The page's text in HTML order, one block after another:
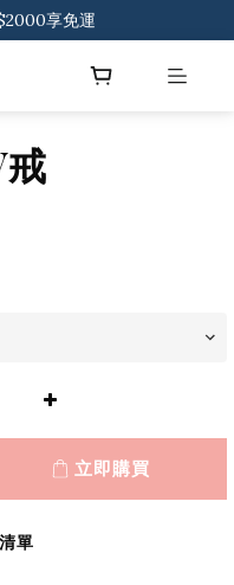
享免運
享免運
立即購買
單